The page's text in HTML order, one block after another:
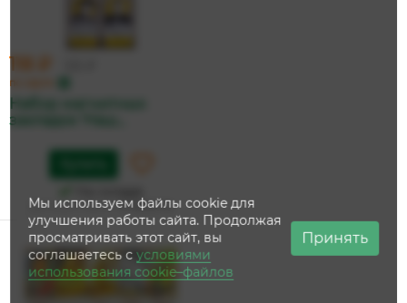
118 ₽
по карте
Набор магнитных
закладок 'Наш...
Дата доставки:12 августа
Мы используем файлы cookie для
улучшения работы сайта. Продолжая
просматривать этот сайт, вы
соглашаетесь сусловиями
использования cookie–файлов
Принять